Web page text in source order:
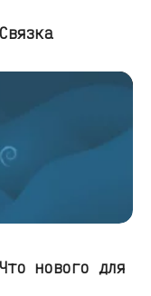
нового для